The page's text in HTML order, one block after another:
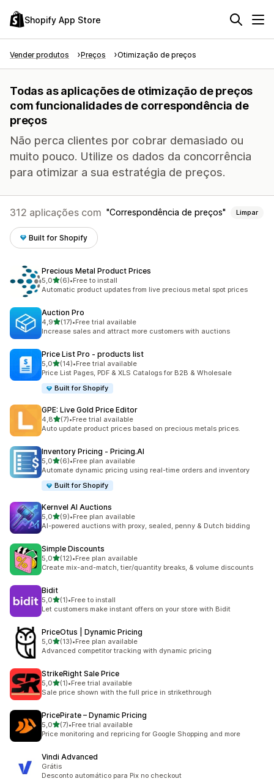
Shopify App Store
Vender produtos Preços Otimização de preços
Todas as aplicações de otimização de preços
com funcionalidades de correspondência de
preços
Não perca clientes por cobrar demasiado ou
muito pouco. Utilize os dados da concorrência
para otimizar a sua estratégia de preços.
312 aplicações com Correspondência de preços Limpar
Built for Shopify
Precious Metal Product Prices
5,0de 5 estrelas
(6)
6 total de avaliações
•Free to install
Automatic product updates from live precious metal spot prices
Auction Pro
4,9de 5 estrelas
(17)
17 total de avaliações
•Free trial available
Increase sales and attract more customers with auctions
Price List Pro ‑ products list
5,0de 5 estrelas
(14)
14 total de avaliações
•Free trial available
Price List Pages, PDF & XLS Catalogs for B2B & Wholesale
Built for Shopify
GPE: Live Gold Price Editor
4,8de 5 estrelas
(7)
7 total de avaliações
•Free trial available
Auto update product prices based on precious metals prices.
Inventory Pricing ‑ Pricing.AI
5,0de 5 estrelas
(6)
6 total de avaliações
•Free plan available
Automate dynamic pricing using real-time orders and inventory
Built for Shopify
Kernvel AI Auctions
5,0de 5 estrelas
(9)
9 total de avaliações
•Free plan available
AI-powered auctions with proxy, sealed, penny & Dutch bidding
Simple Discounts
5,0de 5 estrelas
(12)
12 total de avaliações
•Free plan available
Create mix-and-match, tier/quantity breaks, & volume discounts
Bidit
5,0de 5 estrelas
(1)
1 total de avaliações
•Free to install
Let customers make instant offers on your store with Bidit
PriceOtus | Dynamic Pricing
5,0de 5 estrelas
(13)
13 total de avaliações
•Free plan available
Advanced competitor tracking with dynamic pricing
StrikeRight Sale Price
5,0de 5 estrelas
(1)
1 total de avaliações
•Free trial available
Sale price shown with the full price in strikethrough
PricePirate – Dynamic Pricing
5,0de 5 estrelas
(7)
7 total de avaliações
•Free trial available
Price monitoring and repricing for Google Shopping and more
Vindi Advanced
Grátis
Desconto automático para Pix no checkout